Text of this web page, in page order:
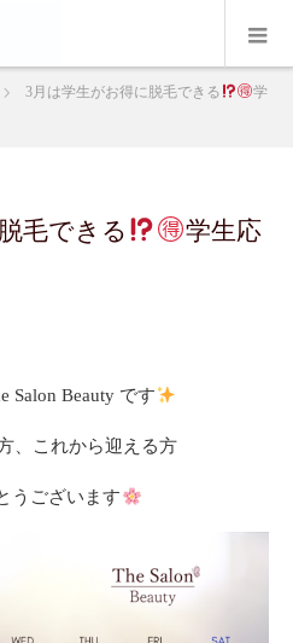
3月は学生がお得に脱毛できる
学
毛できる
学生応
Salon Beauty です
、これから迎える方
うございます